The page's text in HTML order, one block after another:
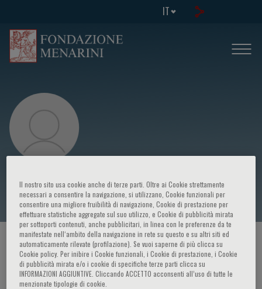
IT
Seth Martin
HOME PAGE / CORSI ED EVENTI / RELATORE
Il nostro sito usa cookie anche di terze parti. Oltre ai Cookie strettamente
necessari a consentire la navigazione, si utilizzano, Cookie funzionali per
consentire una migliore fruibilità di navigazione, Cookie di prestazione per
effettuare statistiche aggregate sul suo utilizzo, e Cookie di pubblicità mirata
per sottoporti contenuti, anche pubblicitari, in linea con le preferenze da te
manifestate nell‘ambito della navigazione in rete su questo e su altri siti ed
automaticamente rilevate (profilazione). Se vuoi saperne di più clicca su
Cookie policy. Per inibire i Cookie funzionali, i Cookie di prestazione, i Cookie
di pubblicità mirata e/o i cookie di specifiche terze parti clicca su
INFORMAZIONI AGGIUNTIVE. Cliccando ACCETTO acconsenti all’uso di tutte le
menzionate tipologie di cookie.